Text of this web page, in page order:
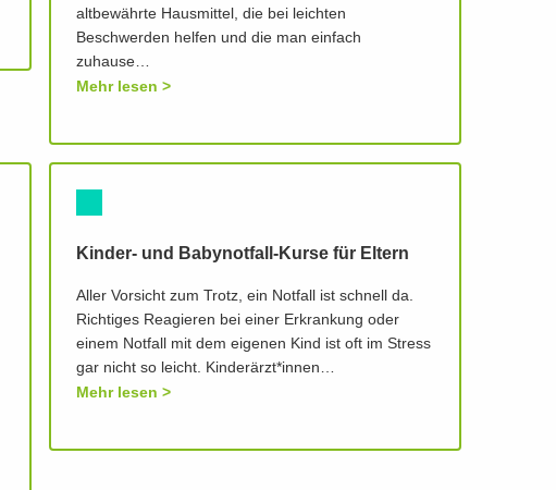
altbewährte Hausmittel, die bei leichten
Beschwerden helfen und die man einfach
zuhause…
Mehr lesen
Kinder- und Babynotfall-Kurse für Eltern
Aller Vorsicht zum Trotz, ein Notfall ist schnell da.
Richtiges Reagieren bei einer Erkrankung oder
einem Notfall mit dem eigenen Kind ist oft im Stress
gar nicht so leicht. Kinderärzt*innen…
Mehr lesen